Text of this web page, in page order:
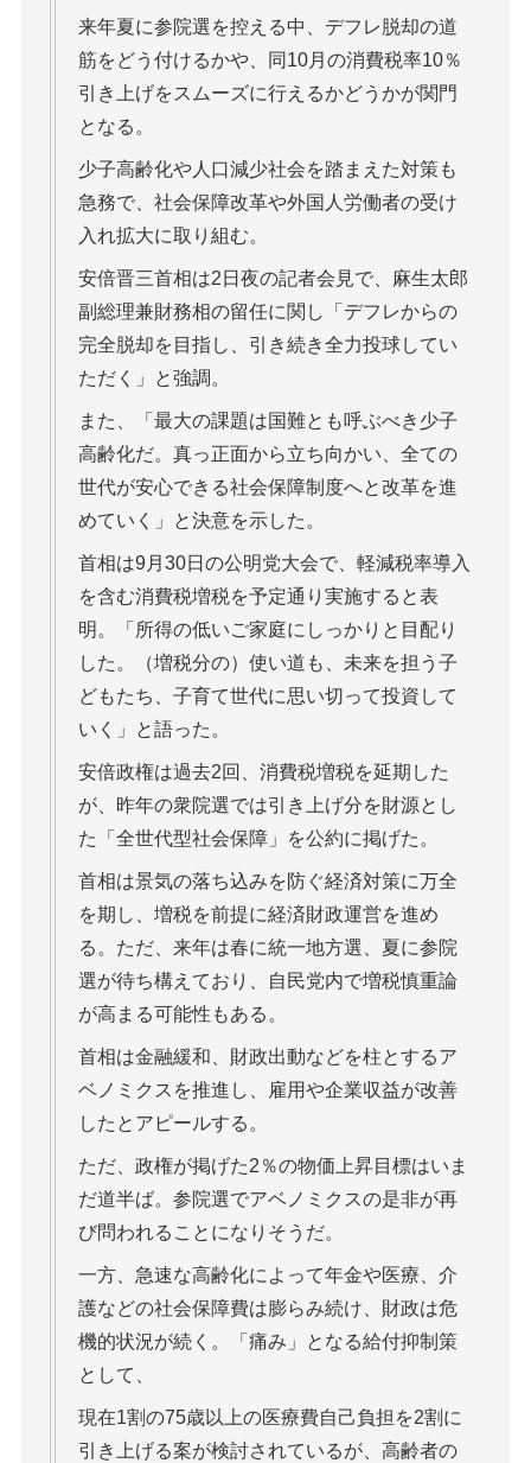
来年夏に参院選を控える中、デフレ脱却の道
筋をどう付けるかや、同10月の消費税率10％
引き上げをスムーズに行えるかどうかが関門
となる。
少子高齢化や人口減少社会を踏まえた対策も
急務で、社会保障改革や外国人労働者の受け
入れ拡大に取り組む。
安倍晋三首相は2日夜の記者会見で、麻生太郎
副総理兼財務相の留任に関し「デフレからの
完全脱却を目指し、引き続き全力投球してい
ただく」と強調。
また、「最大の課題は国難とも呼ぶべき少子
高齢化だ。真っ正面から立ち向かい、全ての
世代が安心できる社会保障制度へと改革を進
めていく」と決意を示した。
首相は9月30日の公明党大会で、軽減税率導入
を含む消費税増税を予定通り実施すると表
明。「所得の低いご家庭にしっかりと目配り
した。（増税分の）使い道も、未来を担う子
どもたち、子育て世代に思い切って投資して
いく」と語った。
安倍政権は過去2回、消費税増税を延期した
が、昨年の衆院選では引き上げ分を財源とし
た「全世代型社会保障」を公約に掲げた。
首相は景気の落ち込みを防ぐ経済対策に万全
を期し、増税を前提に経済財政運営を進め
る。ただ、来年は春に統一地方選、夏に参院
選が待ち構えており、自民党内で増税慎重論
が高まる可能性もある。
首相は金融緩和、財政出動などを柱とするア
ベノミクスを推進し、雇用や企業収益が改善
したとアピールする。
ただ、政権が掲げた2％の物価上昇目標はいま
だ道半ば。参院選でアベノミクスの是非が再
び問われることになりそうだ。
一方、急速な高齢化によって年金や医療、介
護などの社会保障費は膨らみ続け、財政は危
機的状況が続く。「痛み」となる給付抑制策
として、
現在1割の75歳以上の医療費自己負担を2割に
引き上げる案が検討されているが、高齢者の